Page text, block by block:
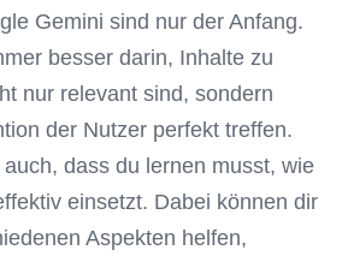
Gemini sind nur der Anfang.
besser darin, Inhalte zu
nur relevant sind, sondern
der Nutzer perfekt treffen.
dass du lernen musst, wie
einsetzt. Dabei können dir
Aspekten helfen,